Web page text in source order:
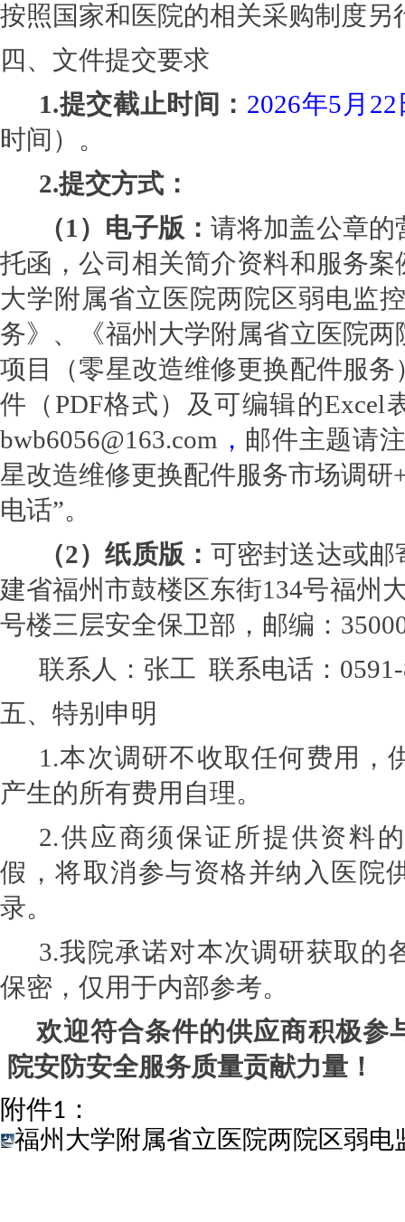
按照国家和医院的相关采购制度另
四、文件提交要求
1.提交截止时间： 2026年5月
时间）。
2.提交方式：
（1）电子版： 请将加盖公章的
托函，公司相关简介资料和服务
大学附属省立医院两院区弱电监
务》、《福州大学附属省立医院
项目（零星改造维修更换配件服
件（PDF格式）及可编辑的Excel
bwb6056@163.com ， 邮件主题请
星改造维修更换配件服务市场调研
电话”。
（2）纸质版： 可密封送达或邮
建省福州市鼓楼区东街134号福州
号楼三层安全保卫部，邮编：
联系人：张工 联系电话：0591-
五、特别申明
1.本次调研不收取任何费用，
产生的所有费用自理。
2.供应商须保证所提供资料
假，将取消参与资格并纳入医院
录。
3.我院承诺对本次调研获取的
保密，仅用于内部参考。
欢迎符合条件的供应商积极参
院安防安全服务质量贡献力量！
附件1 ：
福州大学附属省立医院两院区弱电